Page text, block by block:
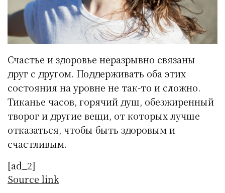
Счастье и здоровье неразрывно связаны
друг с другом. Поддерживать оба этих
состояния на уровне не так-то и сложно.
Тиканье часов, горячий душ, обезжиренный
творог и другие вещи, от которых лучше
отказаться, чтобы быть здоровым и
счастливым.
[ad_2]
Source link